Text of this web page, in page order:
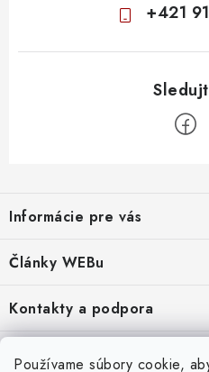
Používame súbory cookie,
+421
p
ä
e
Informácie pre vás
Obchodné podmienky
Moja objednávka
Odstúpenie od zmluvy
Články WEBu
16.6.2026
Nákup na splátky
Kontakty a podpora
Predajňa a sídlo spoločnosti
2.8.2022
Servisné služby